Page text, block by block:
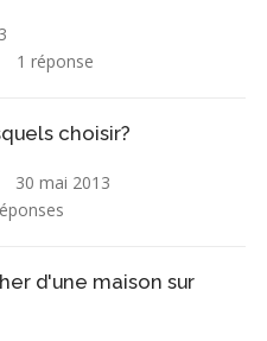
1 réponse
choisir?
30 mai 2013
d'une maison sur